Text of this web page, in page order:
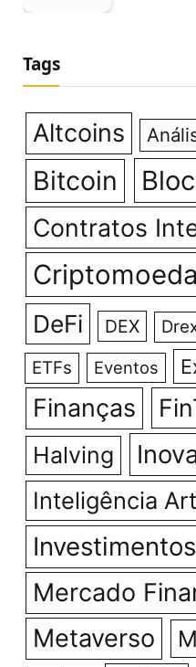
Tags
Altcoins
Bitcoin
Contratos
DeFi DEX
ETFs Eventos
Finanças
Halving
Inteligência
Investimentos
Mercado
Metaverso